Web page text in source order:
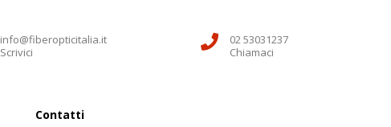
02 53031237
Chiamaci
info@fiberopticitalia.it
Scrivici
Contatti